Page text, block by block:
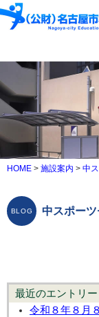
HOME > 施設案内 > 中
中スポー
最近のエントリー
令和８年８月